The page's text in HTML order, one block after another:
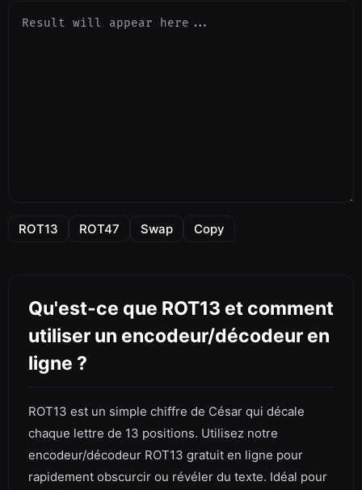
ROT13 ROT47 Swap Copy
Qu'est-ce que ROT13 et comment
utiliser un encodeur/décodeur en
ligne ?
ROT13 est un simple chiffre de César qui décale
chaque lettre de 13 positions. Utilisez notre
encodeur/décodeur ROT13 gratuit en ligne pour
rapidement obscurcir ou révéler du texte. Idéal pour